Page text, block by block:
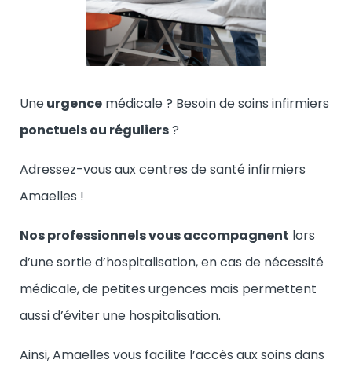
Uneurgence médicale ? Besoin de soins infirmiers
ponctuels ou réguliers?
Adressez-vous aux centres de santé infirmiers
Amaelles !
Nos professionnels vous accompagnent lors
d’une sortie d’hospitalisation, en cas de nécessité
médicale, de petites urgences mais permettent
aussi d’éviter une hospitalisation.
Ainsi, Amaelles vous facilite l’accès aux soins dans